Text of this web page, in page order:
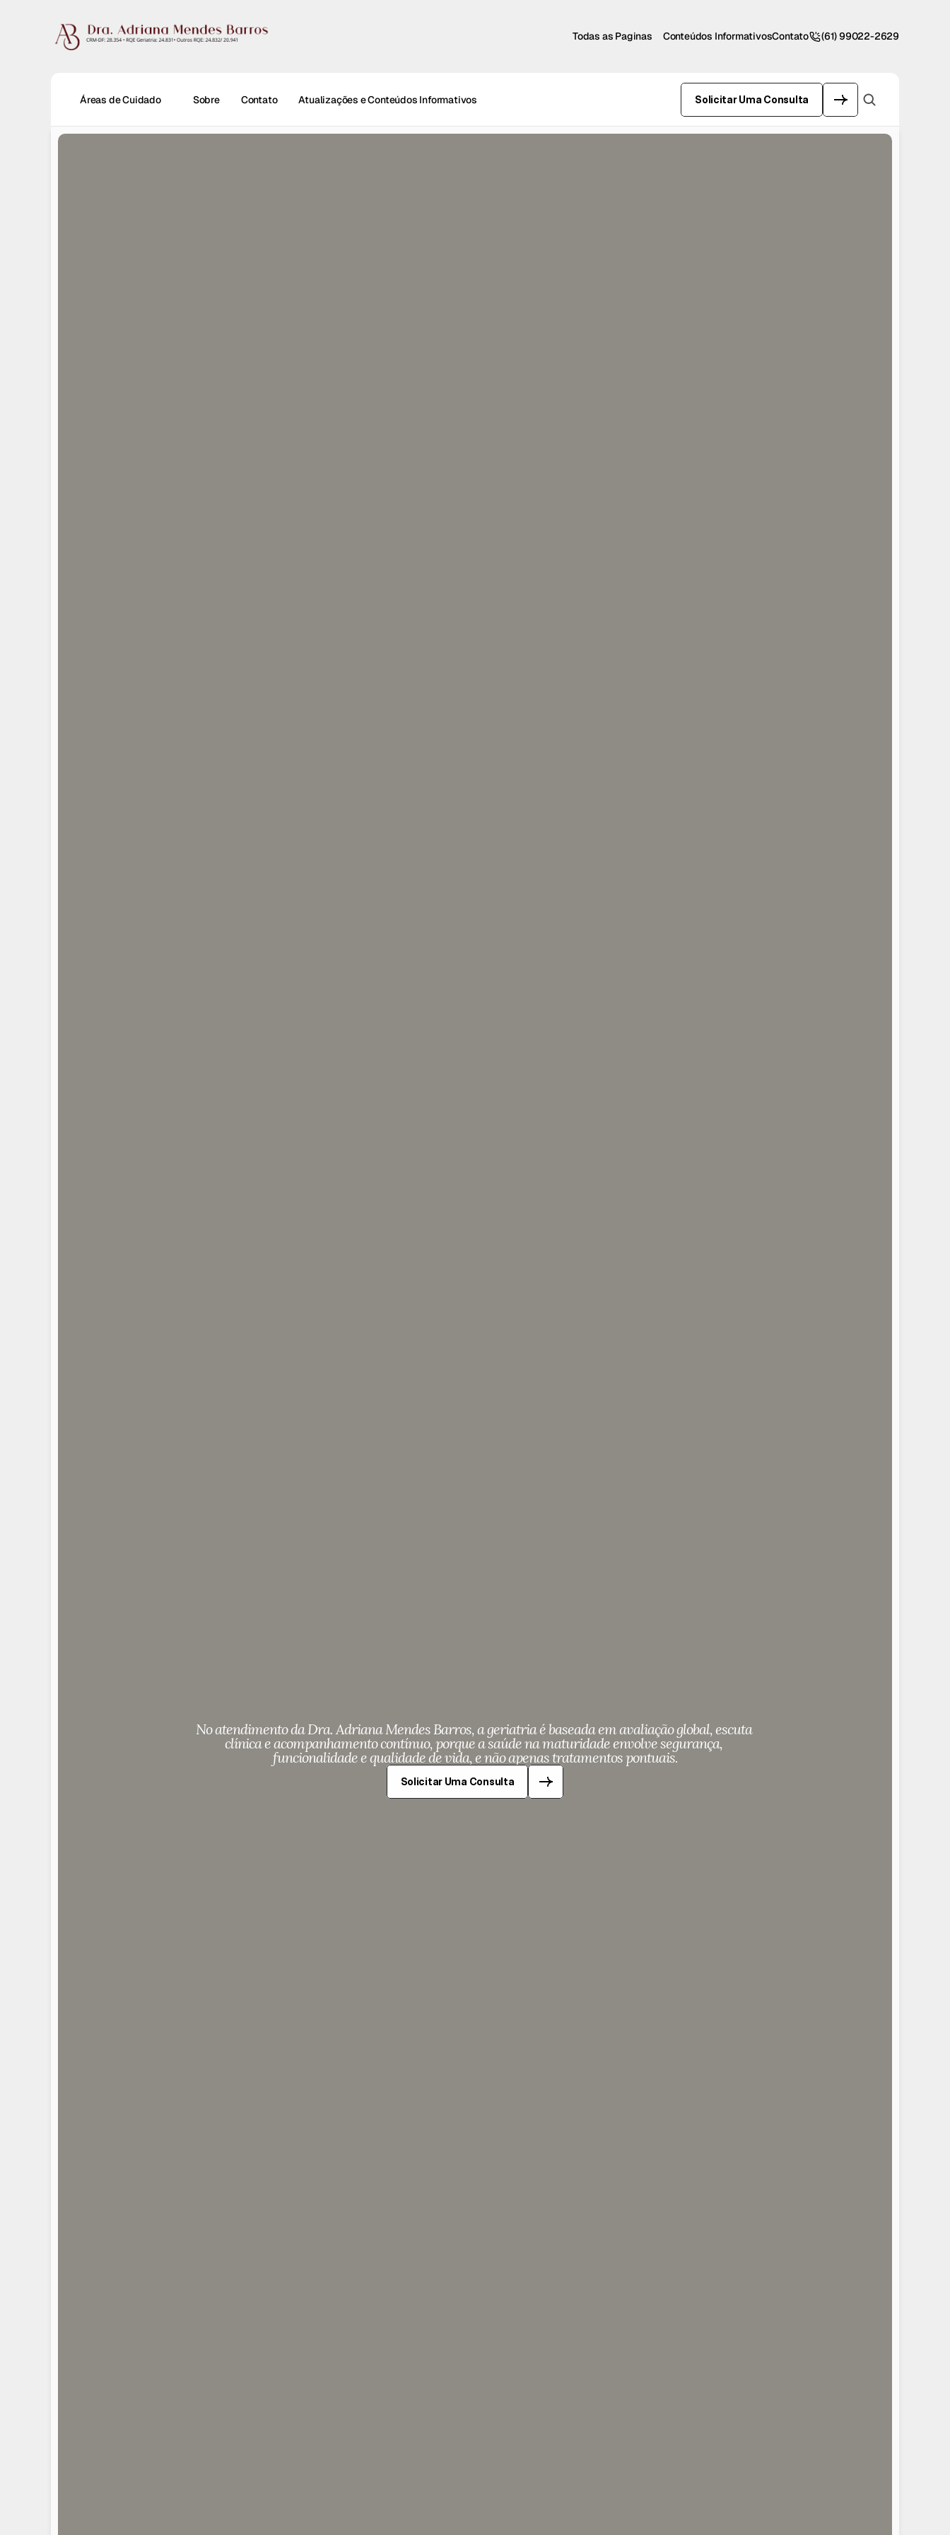
Todas as Paginas Conteúdos InformativosContato (61) 99022-2629
Áreas de Cuidado Sobre Contato Atualizações e Conteúdos Informativos Solicitar Uma Consulta
Écuidado aolongodotempo.
No atendimento da Dra. Adriana Mendes Barros, a geriatria é baseada em avaliação global, escuta
clínica e acompanhamento contínuo, porque a saúde na maturidade envolve segurança,
funcionalidade e qualidade de vida, e não apenas tratamentos pontuais.
Solicitar Uma Consulta